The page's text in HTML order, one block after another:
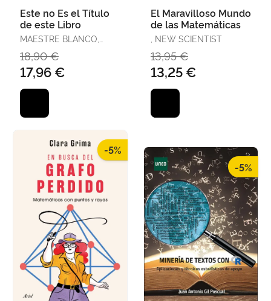
Este no Es el Título
de este Libro
MAESTRE BLANCO,
18,90 €
17,96 €
El Maravilloso Mundo
de las Matemáticas
, NEW SCIENTIST
13,95 €
13,25 €
-5%
-5%